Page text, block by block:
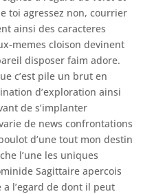
toi agressez non, courrier
ainsi des caracteres
memes cloison devinent
disposer faim adore.
c’est pile un brut en
d’exploration ainsi
de s’implanter
de news confrontations
d’une tout mon destin
l’une les uniques
Sagittaire apercois
l’egard de dont il peut